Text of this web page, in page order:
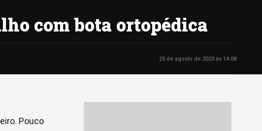
com bota ortopédica
25 de agosto de 2023 às 14:08
Pouco